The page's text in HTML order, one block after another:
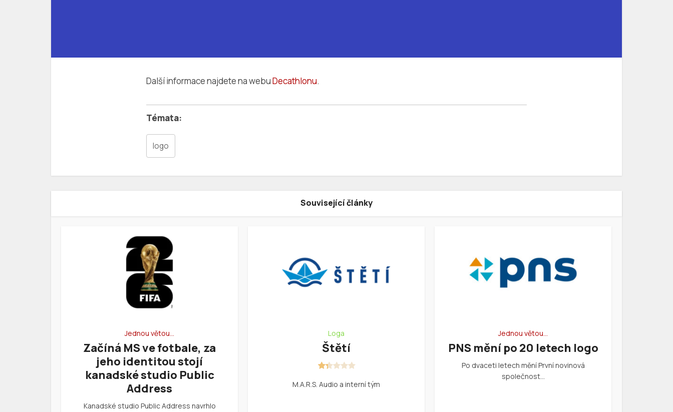
Další informace najdete na webuDecathlonu.
logo
Související články
Jednou větou…
Začíná MS ve fotbale, za
jeho identitou stojí
kanadské studio Public
Address
Kanadské studio Public Address navrhlo
Loga
Štětí
M.A.R.S. Audio a interní tým
Jednou větou…
PNS mění po 20 letech logo
Po dvaceti letech mění První novinová
společnost…